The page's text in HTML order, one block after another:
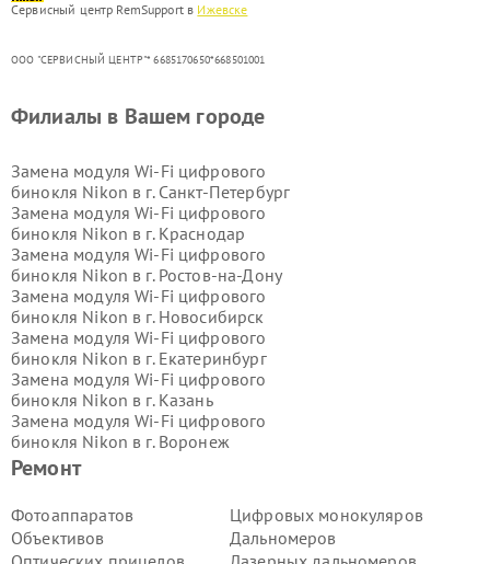
Сервисный центр RemSupport в Ижевске
ООО "СЕРВИСНЫЙ ЦЕНТР"* 6685170650*668501001
Ремонт
Фотоаппаратов
Объективов
Цифровых монокуляров
Дальномеров
Филиалы в Вашем городе
Замена модуля Wi-Fi цифрового
бинокля Nikon в г. Санкт-Петербург
Замена модуля Wi-Fi цифрового
бинокля Nikon в г. Краснодар
Замена модуля Wi-Fi цифрового
бинокля Nikon в г. Ростов-на-Дону
Замена модуля Wi-Fi цифрового
бинокля Nikon в г. Новосибирск
Замена модуля Wi-Fi цифрового
бинокля Nikon в г. Екатеринбург
Замена модуля Wi-Fi цифрового
бинокля Nikon в г. Казань
Замена модуля Wi-Fi цифрового
бинокля Nikon в г. Воронеж
Замена модуля Wi-Fi цифрового
Замена модуля Wi-Fi цифрового
бинокля Nikon в г.
Замена модуля Wi-Fi цифрового